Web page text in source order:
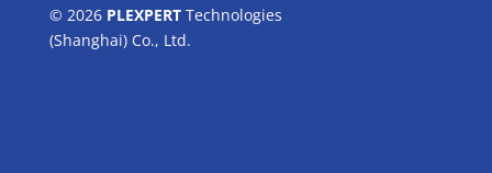
© 2026 PLEXPERTTechnologies
(Shanghai) Co., Ltd.